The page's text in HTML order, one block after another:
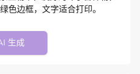
色边框，文字适合打印。
生成